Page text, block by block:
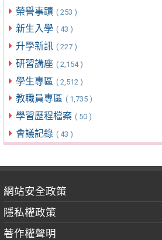
榮譽事蹟 ( 253 )
新生入學 ( 43 )
升學新訊 ( 227 )
研習講座 ( 2,154 )
學生專區 ( 2,512 )
教職員專區 ( 1,735 )
學習歷程檔案 ( 50 )
會議記錄 ( 43 )
網站安全政策
隱私權政策
著作權聲明